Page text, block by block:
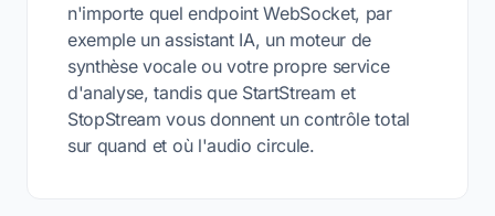
n'importe quel endpoint WebSocket, par
exemple un assistant IA, un moteur de
synthèse vocale ou votre propre service
d'analyse, tandis que StartStream et
StopStream vous donnent un contrôle total
sur quand et où l'audio circule.